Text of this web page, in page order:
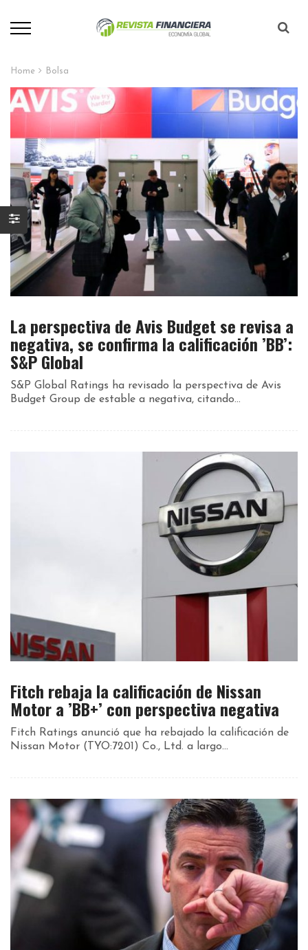
Home Bolsa
La perspectiva de Avis Budget se revisa a
negativa, se confirma la calificación ’BB’:
S&P Global
S&P Global Ratings ha revisado la perspectiva de Avis
Budget Group de estable a negativa, citando...
Fitch rebaja la calificación de Nissan
Motor a ’BB+’ con perspectiva negativa
Fitch Ratings anunció que ha rebajado la calificación de
Nissan Motor (TYO:7201) Co., Ltd. a largo...